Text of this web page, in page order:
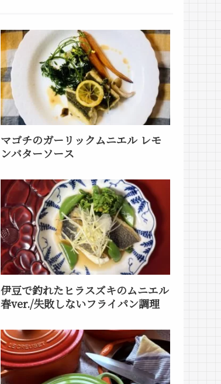
マゴチのガーリックムニエル レモ
ンバターソース
伊豆で釣れたヒラスズキのムニエル
春ver./失敗しないフライパン調理